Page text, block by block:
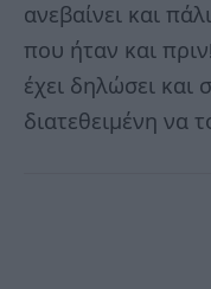
ανεβαίνει και
που ήταν και
έχει δηλώσει και
διατεθειμένη να